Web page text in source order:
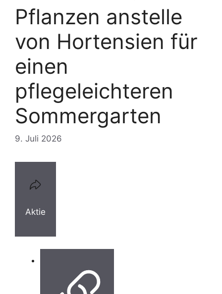
Pflanzen anstelle
von Hortensien für
einen
pflegeleichteren
Sommergarten
9. Juli 2026
Aktie